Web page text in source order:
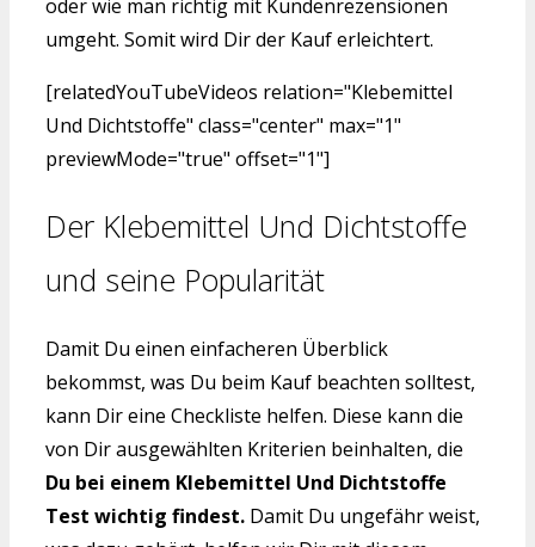
oder wie man richtig mit Kundenrezensionen
umgeht. Somit wird Dir der Kauf erleichtert.
[relatedYouTubeVideos relation="Klebemittel
Und Dichtstoffe" class="center" max="1"
previewMode="true" offset="1"]
Der Klebemittel Und Dichtstoffe
und seine Popularität
Damit Du einen einfacheren Überblick
bekommst, was Du beim Kauf beachten solltest,
kann Dir eine Checkliste helfen. Diese kann die
von Dir ausgewählten Kriterien beinhalten, die
Du bei einem Klebemittel Und Dichtstoffe
Test wichtig findest. Damit Du ungefähr weist,